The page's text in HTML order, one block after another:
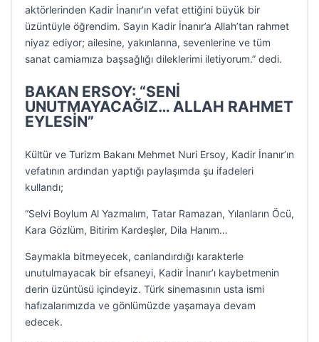
aktörlerinden Kadir İnanır’ın vefat ettiğini büyük bir
üzüntüyle öğrendim. Sayın Kadir İnanır’a Allah’tan rahmet
niyaz ediyor; ailesine, yakınlarına, sevenlerine ve tüm
sanat camiamıza başsağlığı dileklerimi iletiyorum.” dedi.
BAKAN ERSOY: “SENİ
UNUTMAYACAĞIZ… ALLAH RAHMET
EYLESİN”
Kültür ve Turizm Bakanı Mehmet Nuri Ersoy, Kadir İnanır’ın
vefatının ardından yaptığı paylaşımda şu ifadeleri
kullandı;
“Selvi Boylum Al Yazmalım, Tatar Ramazan, Yılanların Öcü,
Kara Gözlüm, Bitirim Kardeşler, Dila Hanım…
Saymakla bitmeyecek, canlandırdığı karakterle
unutulmayacak bir efsaneyi, Kadir İnanır’ı kaybetmenin
derin üzüntüsü içindeyiz. Türk sinemasının usta ismi
hafızalarımızda ve gönlümüzde yaşamaya devam
edecek.